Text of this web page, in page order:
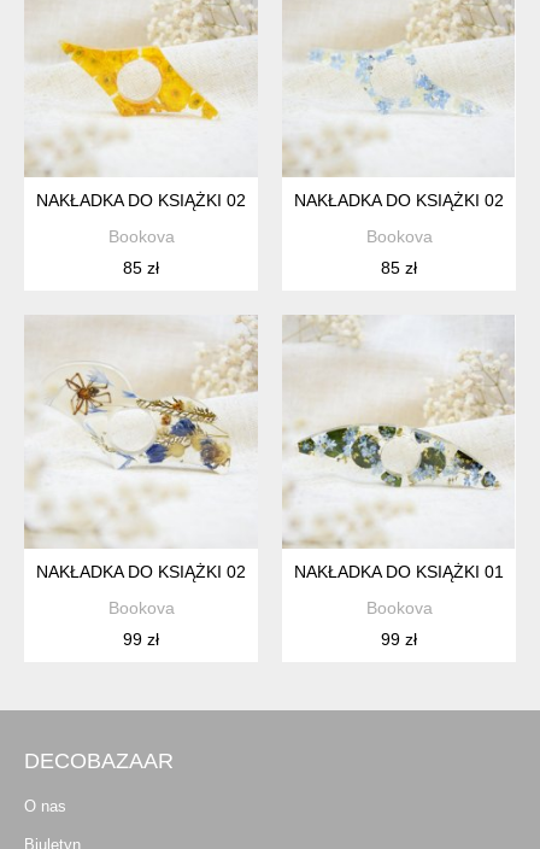
NAKŁADKA DO KSIĄŻKI 023
Bookova
85 zł
NAKŁADKA DO KSIĄŻKI 020
Bookova
85 zł
NAKŁADKA DO KSIĄŻKI 021
Bookova
99 zł
NAKŁADKA DO KSIĄŻKI 015
Bookova
99 zł
DECOBAZAAR
O nas
Biuletyn